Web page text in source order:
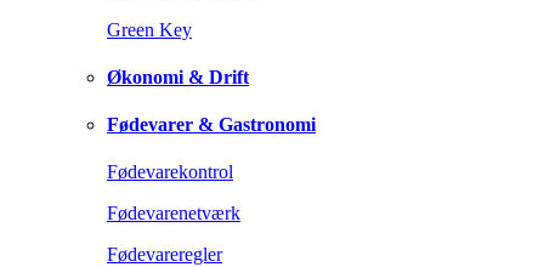
Green Key
Økonomi & Drift
Fødevarer & Gastronomi
Fødevarekontrol
Fødevarenetværk
Fødevareregler